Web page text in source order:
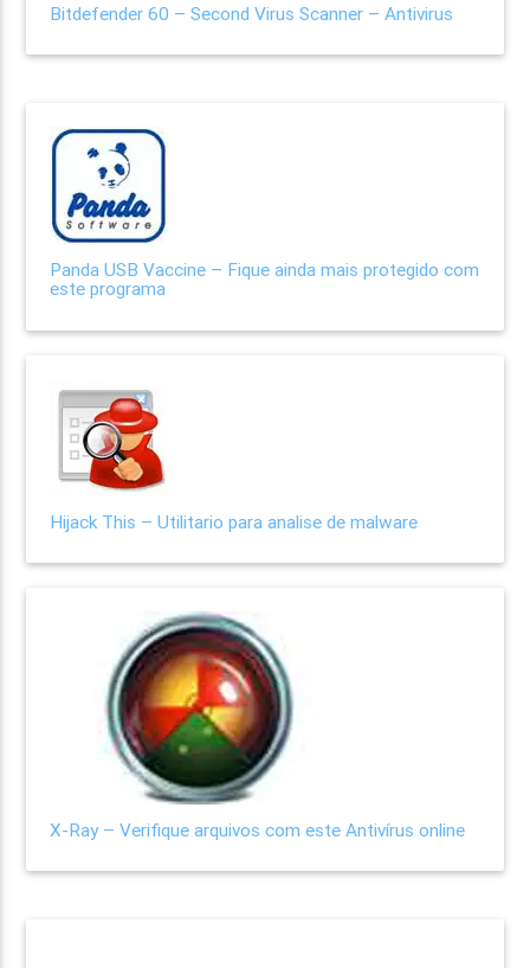
Bitdefender 60 – Second Virus Scanner – Antivirus
Panda USB Vaccine – Fique ainda mais protegido com
este programa
Hijack This – Utilitario para analise de malware
X-Ray – Verifique arquivos com este Antivírus online